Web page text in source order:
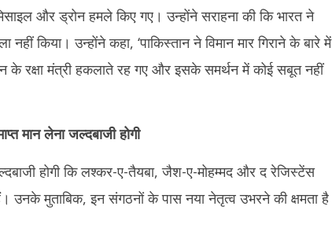
और ड्रोन हमले किए गए। उन्होंने सराहना की कि भारत ने
नहीं किया। उन्होंने कहा, ‘पाकिस्तान ने विमान मार गिराने के बारे में
के रक्षा मंत्री हकलाते रह गए और इसके समर्थन में कोई सबूत नहीं
मान लेना जल्दबाजी होगी
होगी कि लश्कर-ए-तैयबा, जैश-ए-मोहम्मद और द रेजिस्टेंस
मुताबिक, इन संगठनों के पास नया नेतृत्व उभरने की क्षमता है